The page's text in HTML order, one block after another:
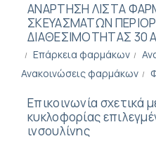
ΑΝΑΡΤΗΣΗ ΛΙΣΤΑ
ΣΚΕΥΑΣΜΑΤΩΝ
ΔΙΑΘΕΣΙΜΟΤΗΤΑΣ 30
Επάρκεια φαρμάκων
Ανακοινώσεις φαρμάκων
Επικοινωνία σχετικά
κυκλοφορίας
ινσουλίνης